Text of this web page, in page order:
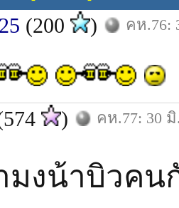
(200 ) คห.76:
) คห.77: 30
มงน้าบิวคน